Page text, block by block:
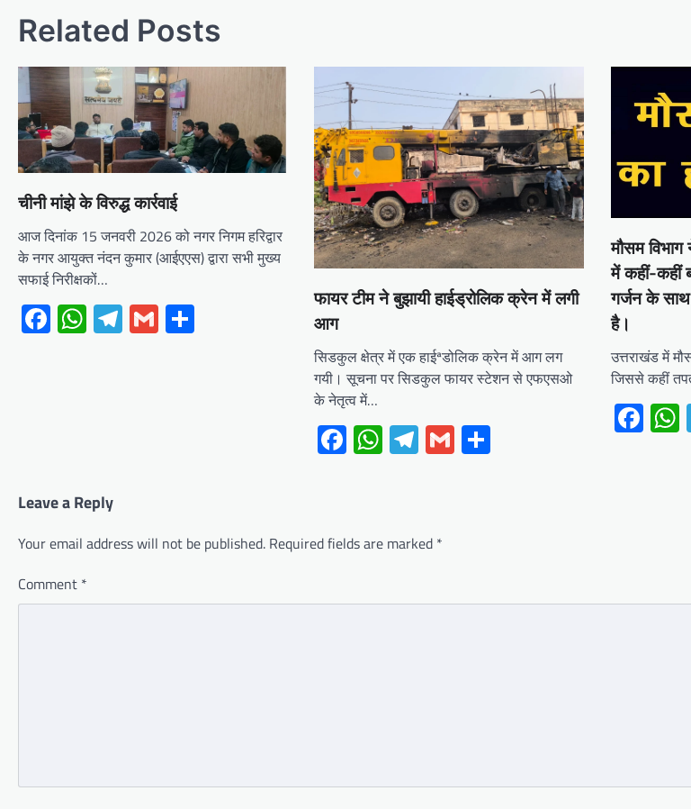
Related Posts
चीनी मांझे के विरुद्ध कार्रवाई
आज दिनांक 15 जनवरी 2026 को नगर निगम हरिद्वार
के नगर आयुक्त नंदन कुमार (आईएएस) द्वारा सभी मुख्य
सफाई निरीक्षकों…
Facebook
WhatsApp
Telegram
Gmail
फायर टीम ने बुझायी हाईड्रोलिक क्रेन में लगी
आग
सिडकुल क्षेत्र में एक हाईªडोलिक क्रेन में आग लग
गयी। सूचना पर सिडकुल फायर स्टेशन से एफएसओ
के नेतृत्व में…
Facebook
WhatsApp
Telegram
Gmail
मौसम
में कहीं-कहीं
गर्जन के साथ
है।
उत्तराखंड में
जिससे कहीं
Leave a Reply
Your email address will not be published. Required fields are marked *
Comment *